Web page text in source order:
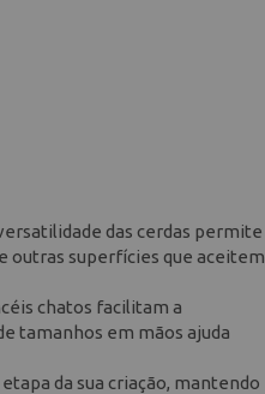
das cerdas permite
outras superfícies que aceitem
chatos facilitam a
tamanhos em mãos ajuda
da sua criação, mantendo